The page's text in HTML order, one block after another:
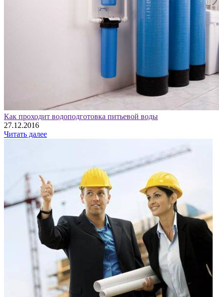
Как проходит водоподготовка питьевой воды
27.12.2016
Читать далее